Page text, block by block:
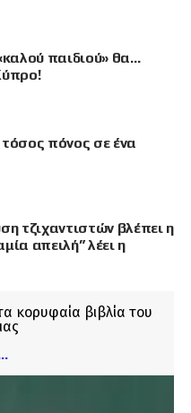
παιδιού» θα…
πόνος σε ένα
τζιχαντιστών βλέπει η
απειλή” λέει η
κορυφαία βιβλία του